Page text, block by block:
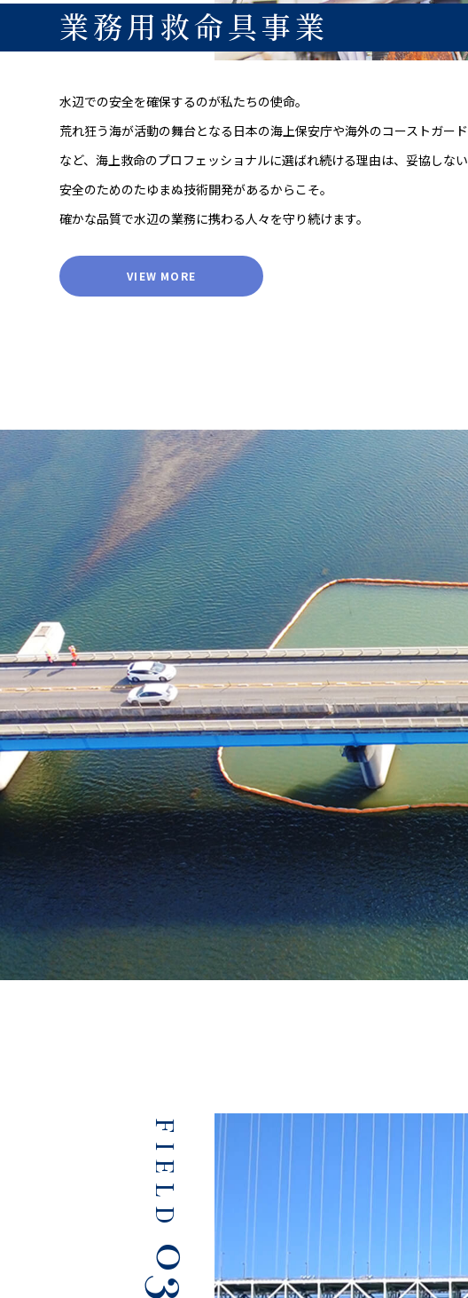
業務用救命具事業
水辺での安全を確保するのが私たちの使命。
荒れ狂う海が活動の舞台となる日本の海上保安庁や海外のコーストガード
など、海上救命のプロフェッショナルに選ばれ続ける理由は、妥協しない
安全のためのたゆまぬ技術開発があるからこそ。
確かな品質で水辺の業務に携わる人々を守り続けます。
VIEW MORE
FIELD
03